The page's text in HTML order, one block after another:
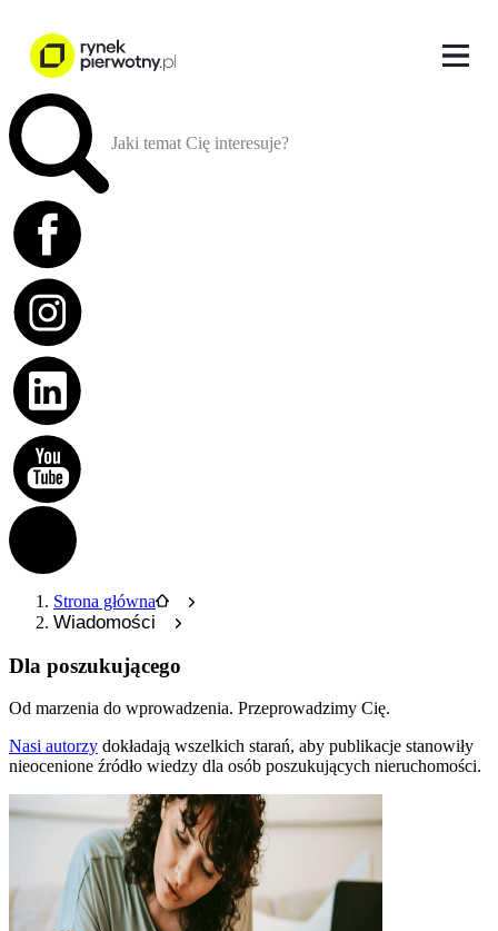
Jaki temat Cię interesuje?
Strona główna
Wiadomości
Dla poszukującego
Od marzenia do wprowadzenia. Przeprowadzimy Cię.
Nasi autorzy dokładają wszelkich starań, aby publikacje stanowiły
nieocenione źródło wiedzy dla osób poszukujących nieruchomości.